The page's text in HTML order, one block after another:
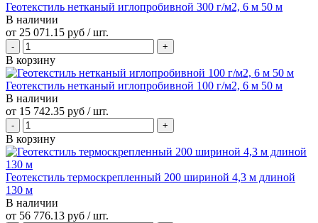
Геотекстиль нетканый иглопробивной 300 г/м2, 6 м 50 м
В наличии
от 25 071.15 руб / шт.
В корзину
Геотекстиль нетканый иглопробивной 100 г/м2, 6 м 50 м
В наличии
от 15 742.35 руб / шт.
В корзину
Геотекстиль термоскрепленный 200 шириной 4,3 м длиной
130 м
В наличии
от 56 776.13 руб / шт.